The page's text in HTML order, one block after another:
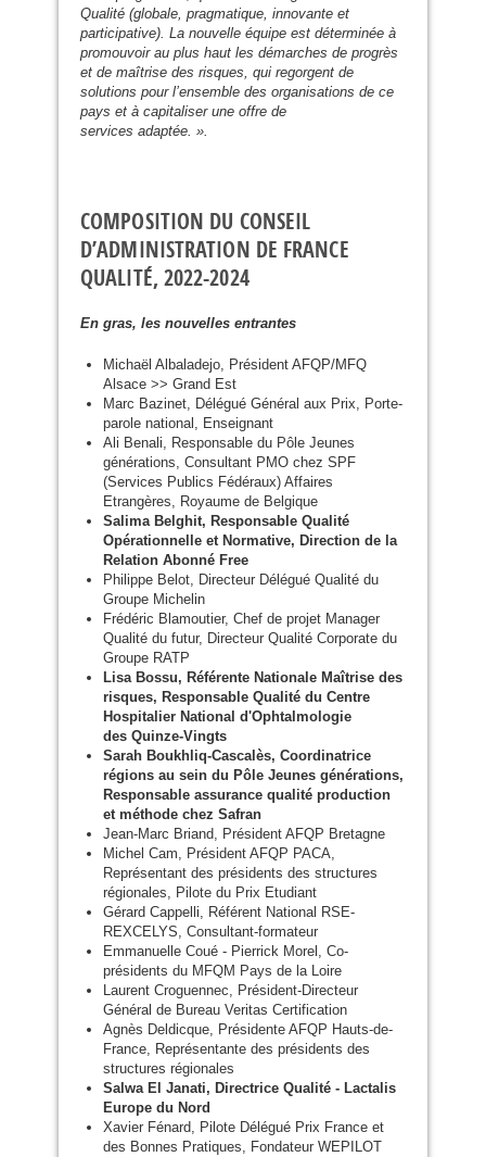
Qualité (globale, pragmatique, innovante et
participative). La nouvelle équipe est déterminée à
promouvoir au plus haut les démarches de progrès
et de maîtrise des risques, qui regorgent de
solutions pour l’ensemble des organisations de ce
pays et à capitaliser une offre de
services adaptée. ».
COMPOSITION DU CONSEIL
D’ADMINISTRATION DE FRANCE
QUALITÉ, 2022-2024
En gras, les nouvelles entrantes
Michaël Albaladejo, Président AFQP/MFQ
Alsace >> Grand Est
Marc Bazinet, Délégué Général aux Prix, Porte-
parole national, Enseignant
Ali Benali, Responsable du Pôle Jeunes
générations, Consultant PMOchez SPF
(Services Publics Fédéraux) Affaires
Etrangères, Royaume de Belgique
Salima Belghit, Responsable Qualité
Opérationnelle et Normative, Direction de la
Relation Abonné Free
Philippe Belot, Directeur Délégué Qualité du
Groupe Michelin
Frédéric Blamoutier, Chef de projet Manager
Qualité du futur, Directeur Qualité Corporate du
Groupe RATP
Lisa Bossu, Référente Nationale Maîtrise des
risques, Responsable Qualité du Centre
Hospitalier National d'Ophtalmologie
des Quinze-Vingts
Sarah Boukhliq-Cascalès, Coordinatrice
régions au sein du Pôle Jeunes générations,
Responsable assurance qualité production
et méthode chez Safran
Jean-Marc Briand, Président AFQP Bretagne
Michel Cam, Président AFQP PACA,
Représentant des présidents des structures
régionales, Pilote du Prix Etudiant
Gérard Cappelli, Référent National RSE-
REXCELYS, Consultant-formateur
Emmanuelle Coué - Pierrick Morel, Co-
présidents du MFQM Pays de la Loire
Laurent Croguennec, Président-Directeur
Général de Bureau Veritas Certification
Agnès Deldicque, Présidente AFQP Hauts-de-
France, Représentante des présidents des
structures régionales
Salwa El Janati, Directrice Qualité - Lactalis
Europe du Nord
Xavier Fénard, Pilote Délégué Prix France et
des Bonnes Pratiques, Fondateur WEPILOT